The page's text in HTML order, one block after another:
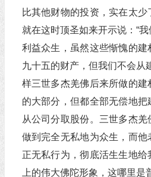
比其他财物的投资，实在太少
就在这时顶圣如来开示说：“
利益众生，虽然这些惭愧的建
九十五的财产，但我们不会从
样三世多杰羌佛后来所做的
的大部分，但都全部无偿地
从公司分取股份。三世多杰羌
做到完全无私地为众生，而
正无私行为，彻底活生生地
上的伟大佛陀形象，这哪里是